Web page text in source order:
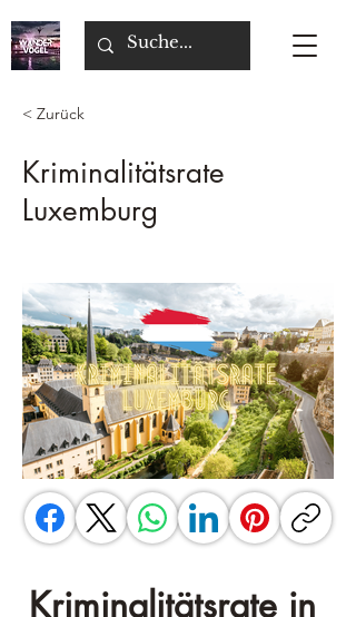
< Zurück
Kriminalitätsrate
Luxemburg
Kriminalitätsrate in